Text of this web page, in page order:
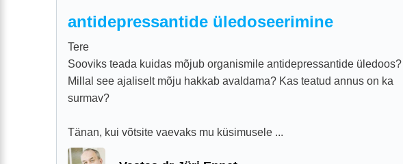
antidepressantide üledoseerimine
Tere
Sooviks teada kuidas mõjub organismile antidepressantide üledoos?
Millal see ajaliselt mõju hakkab avaldama? Kas teatud annus on ka
surmav?
Tänan, kui võtsite vaevaks mu küsimusele ...